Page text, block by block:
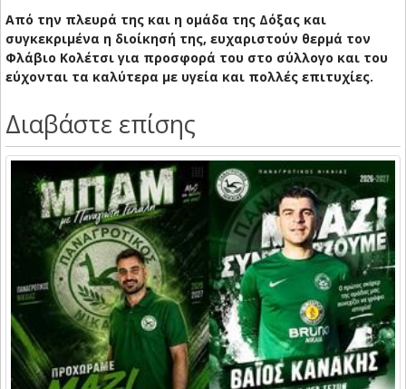
Από την πλευρά της και η ομάδα της Δόξας και
συγκεκριμένα η διοίκησή της, ευχαριστούν θερμά τον
Φλάβιο Κολέτσι για προσφορά του στο σύλλογο και του
εύχονται τα καλύτερα με υγεία και πολλές επιτυχίες.
Διαβάστε επίσης